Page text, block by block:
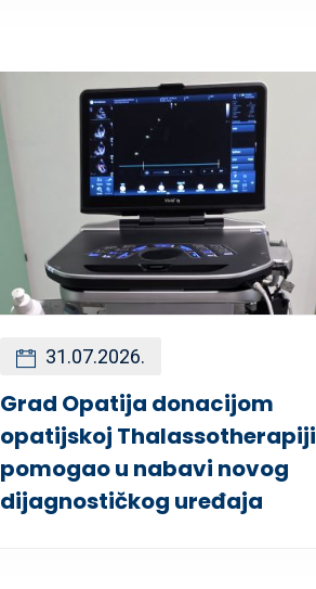
31.07.2026.
Grad Opatija donacijom
opatijskoj Thalassotherapiji
pomogao u nabavi novog
dijagnostičkog uređaja